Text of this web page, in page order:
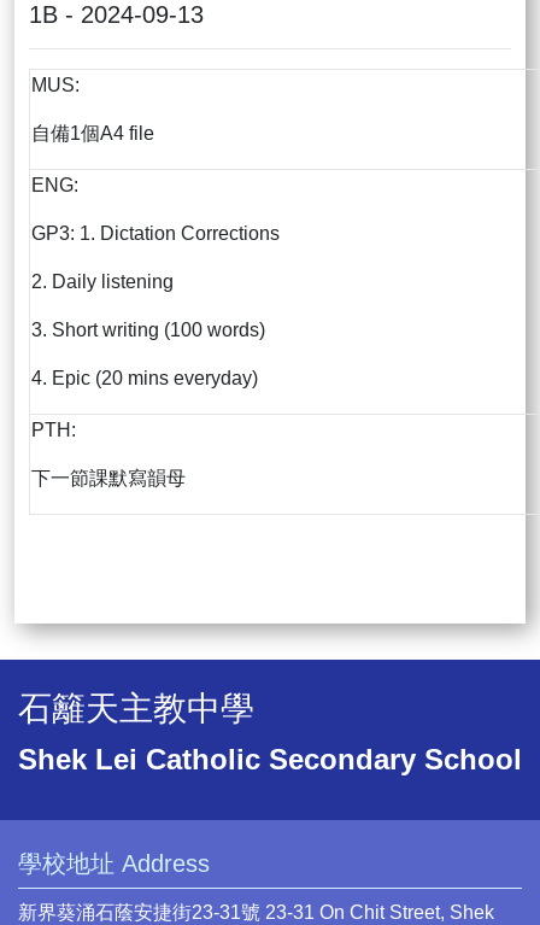
1B - 2024-09-13
MUS:
自備1個A4 file
ENG:
GP3: 1. Dictation Corrections
2. Daily listening
3. Short writing (100 words)
4. Epic (20 mins everyday)
PTH:
下一節課默寫韻母
石籬天主教中學
Shek Lei Catholic Secondary School
學校地址 Address
新界葵涌石蔭安捷街23-31號 23-31 On Chit Street, Shek